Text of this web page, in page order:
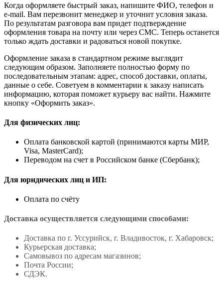
Когда оформляете быстрый заказ, напишите ФИО, телефон и
e-mail. Вам перезвонит менеджер и уточнит условия заказа.
По результатам разговора вам придет подтверждение
оформления товара на почту или через СМС. Теперь останется
только ждать доставки и радоваться новой покупке.
Оформление заказа в стандартном режиме выглядит
следующим образом. Заполняете полностью форму по
последовательным этапам: адрес, способ доставки, оплаты,
данные о себе. Советуем в комментарии к заказу написать
информацию, которая поможет курьеру вас найти. Нажмите
кнопку «Оформить заказ».
Для физических лиц:
Оплата банковской картой (принимаются карты МИР,
Visa, MasterCard);
Переводом на счет в Российском банке (Сбербанк);
Для юридических лиц и ИП:
Оплата по счёту
Доставка осуществляется следующими способами:
Доставка по г. Уссурийск, г. Владивосток, г. Хабаровск;
Курьерская доставка;
Самовывоз по адресам магазинов;
Почта России;
СДЭК.